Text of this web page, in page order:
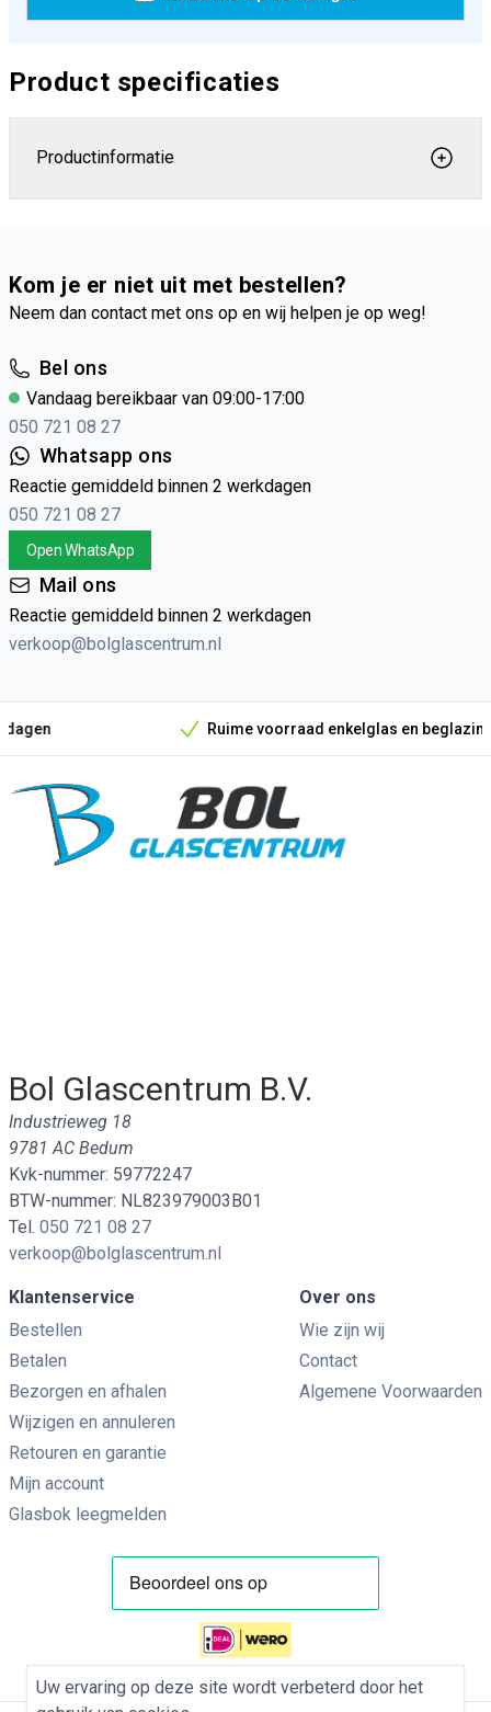
Product specificaties
Productinformatie
Kom je er niet uit met bestellen?
Neem dan contact met ons op en wij helpen je op weg!
Bel ons
Vandaag bereikbaar van 09:00-17:00
050 721 08 27
Whatsapp ons
Reactie gemiddeld binnen 2 werkdagen
050 721 08 27
Open WhatsApp
Mail ons
Reactie gemiddeld binnen 2 werkdagen
verkoop@bolglascentrum.nl
Onze unieke verkoopargumenten
Ruime voorraad enkelglas en beglazingsmateriaal
Bol Glascentrum B.V.
Industrieweg 18
9781 AC Bedum
Kvk-nummer: 59772247
BTW-nummer: NL823979003B01
Tel. 050 721 08 27
verkoop@bolglascentrum.nl
Klantenservice
Bestellen
Betalen
Bezorgen en afhalen
Wijzigen en annuleren
Retouren en garantie
Mijn account
Glasbok leegmelden
Over ons
Wie zijn wij
Contact
Algemene Voorwaarden
Uw ervaring op deze site wordt verbeterd door het